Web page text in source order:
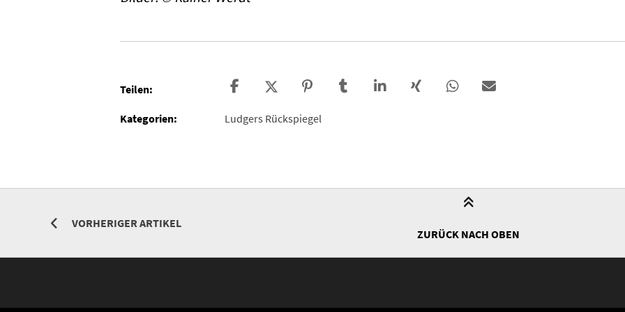
Teilen:
Kategorien: Ludgers Rückspiegel
VORHERIGER ARTIKEL
ZURÜCK NACH OBEN